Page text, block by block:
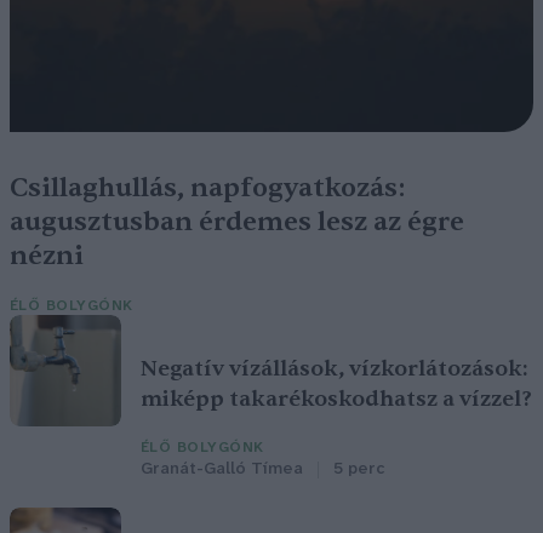
Csillaghullás, napfogyatkozás:
augusztusban érdemes lesz az égre
nézni
ÉLŐ BOLYGÓNK
Negatív vízállások, vízkorlátozások:
miképp takarékoskodhatsz a vízzel?
ÉLŐ BOLYGÓNK
Granát-Galló Tímea 5 perc